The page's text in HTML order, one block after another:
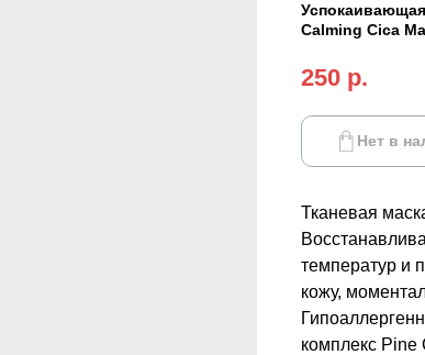
Calming Cica
250 р.
Нет в
Тканевая
температур и
кожу,
комплекс Pine